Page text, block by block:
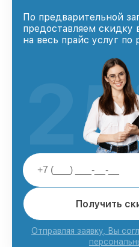
По предварительной
предоставляем скидку
на весь прайс услуг по
Получить
Отправляя заявку, Вы
25